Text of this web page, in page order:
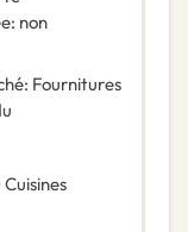
: non
: Fournitures
Cuisines